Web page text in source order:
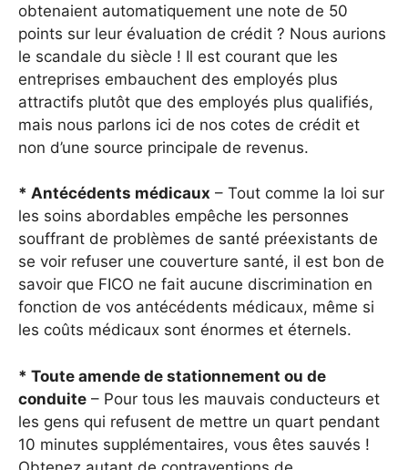
obtenaient automatiquement une note de 50
points sur leur évaluation de crédit ? Nous aurions
le scandale du siècle ! Il est courant que les
entreprises embauchent des employés plus
attractifs plutôt que des employés plus qualifiés,
mais nous parlons ici de nos cotes de crédit et
non d’une source principale de revenus.
* Antécédents médicaux – Tout comme la loi sur
les soins abordables empêche les personnes
souffrant de problèmes de santé préexistants de
se voir refuser une couverture santé, il est bon de
savoir que FICO ne fait aucune discrimination en
fonction de vos antécédents médicaux, même si
les coûts médicaux sont énormes et éternels.
* Toute amende de stationnement ou de
conduite – Pour tous les mauvais conducteurs et
les gens qui refusent de mettre un quart pendant
10 minutes supplémentaires, vous êtes sauvés !